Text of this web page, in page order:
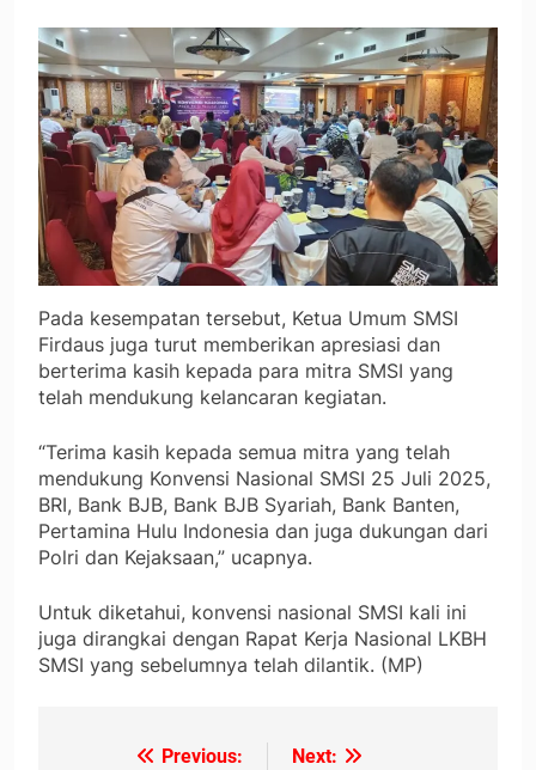
Pada kesempatan tersebut, Ketua Umum SMSI
Firdaus juga turut memberikan apresiasi dan
berterima kasih kepada para mitra SMSI yang
telah mendukung kelancaran kegiatan.
“Terima kasih kepada semua mitra yang telah
mendukung Konvensi Nasional SMSI 25 Juli 2025,
BRI, Bank BJB, Bank BJB Syariah, Bank Banten,
Pertamina Hulu Indonesia dan juga dukungan dari
Polri dan Kejaksaan,” ucapnya.
Untuk diketahui, konvensi nasional SMSI kali ini
juga dirangkai dengan Rapat Kerja Nasional LKBH
SMSI yang sebelumnya telah dilantik. (MP)
NavigasiPrevious: Next: